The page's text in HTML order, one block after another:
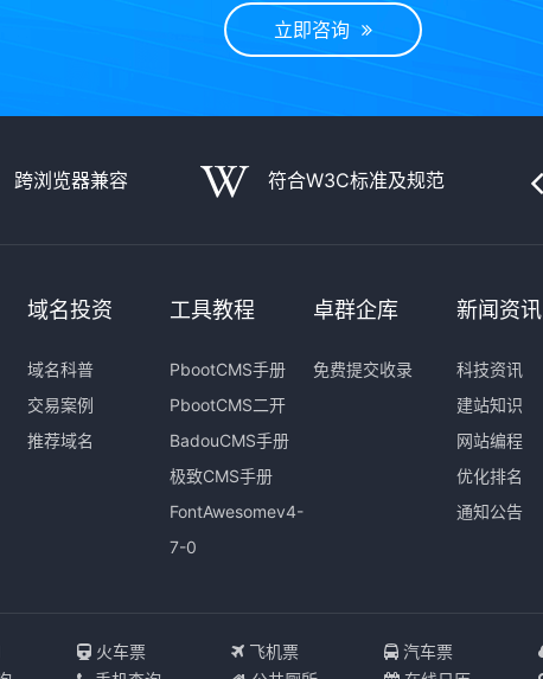
立即咨询
跨浏览器兼容 符合W3C标准及规范
域名投资
域名科普
交易案例
推荐域名
工具教程
PbootCMS手册
PbootCMS二开
BadouCMS手册
极致CMS手册
FontAwesomev4-
7-0
卓群企库
免费提交收录
新闻资讯
科技资讯
建站知识
网站编程
优化排名
通知公告
火车票 飞机票 汽车票